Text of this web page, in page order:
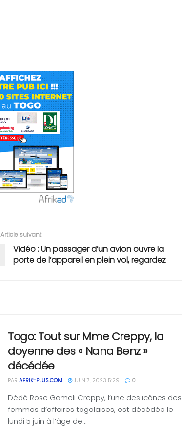
Article suivant
Vidéo : Un passager d’un avion ouvre la
porte de l’appareil en plein vol, regardez
Togo: Tout sur Mme Creppy, la
doyenne des « Nana Benz »
décédée
PAR AFRIK-PLUS.COM JUIN 7, 2023 5:29 0
Dédé Rose Gameli Creppy, l’une des icônes des
femmes d’affaires togolaises, est décédée le
lundi 5 juin à l’âge de...